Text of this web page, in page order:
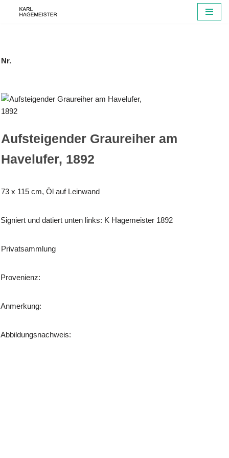
Nr.
Aufsteigender Graureiher am
Havelufer, 1892
73 x 115 cm, Öl auf Leinwand
Signiert und datiert unten links: K Hagemeister 1892
Privatsammlung
Provenienz:
Anmerkung:
Abbildungsnachweis: